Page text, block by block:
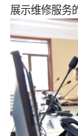
展示维修服务